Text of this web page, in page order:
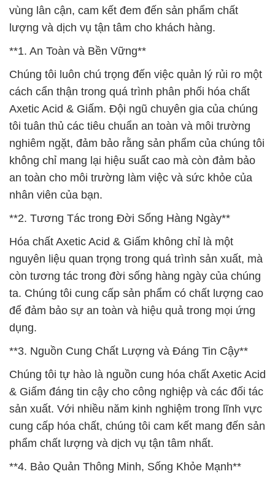
vùng lân cận, cam kết đem đến sản phẩm chất
lượng và dịch vụ tận tâm cho khách hàng.
**1. An Toàn và Bền Vững**
Chúng tôi luôn chú trọng đến việc quản lý rủi ro một
cách cẩn thận trong quá trình phân phối hóa chất
Axetic Acid & Giấm. Đội ngũ chuyên gia của chúng
tôi tuân thủ các tiêu chuẩn an toàn và môi trường
nghiêm ngặt, đảm bảo rằng sản phẩm của chúng tôi
không chỉ mang lại hiệu suất cao mà còn đảm bảo
an toàn cho môi trường làm việc và sức khỏe của
nhân viên của bạn.
**2. Tương Tác trong Đời Sống Hàng Ngày**
Hóa chất Axetic Acid & Giấm không chỉ là một
nguyên liệu quan trọng trong quá trình sản xuất, mà
còn tương tác trong đời sống hàng ngày của chúng
ta. Chúng tôi cung cấp sản phẩm có chất lượng cao
để đảm bảo sự an toàn và hiệu quả trong mọi ứng
dụng.
**3. Nguồn Cung Chất Lượng và Đáng Tin Cậy**
Chúng tôi tự hào là nguồn cung hóa chất Axetic Acid
& Giấm đáng tin cậy cho công nghiệp và các đối tác
sản xuất. Với nhiều năm kinh nghiệm trong lĩnh vực
cung cấp hóa chất, chúng tôi cam kết mang đến sản
phẩm chất lượng và dịch vụ tận tâm nhất.
**4. Bảo Quản Thông Minh, Sống Khỏe Mạnh**